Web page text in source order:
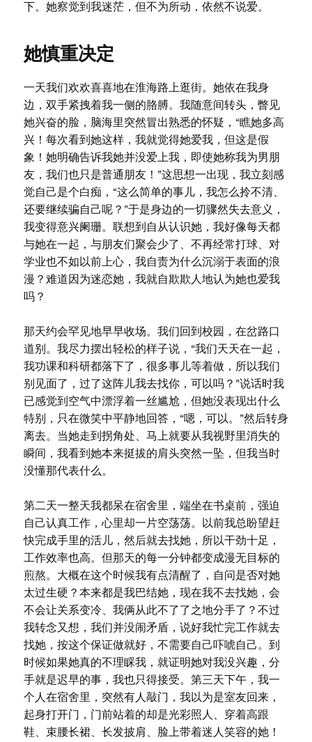
下。她察觉到我迷茫，但不为所动，依然不说爱。
她慎重决定
一天我们欢欢喜喜地在淮海路上逛街。她依在我身
边，双手紧拽着我一侧的胳膊。我随意间转头，瞥见
她兴奋的脸，脑海里突然冒出熟悉的怀疑，“瞧她多高
兴！每次看到她这样，我就觉得她爱我，但这是假
象！她明确告诉我她并没爱上我，即使她称我为男朋
友，我们也只是普通朋友！”这思想一出现，我立刻感
觉自己是个白痴，“这么简单的事儿，我怎么拎不清、
还要继续骗自己呢？”于是身边的一切骤然失去意义，
我变得意兴阑珊。联想到自从认识她，我好像每天都
与她在一起，与朋友们聚会少了、不再经常打球、对
学业也不如以前上心，我自责为什么沉溺于表面的浪
漫？难道因为迷恋她，我就自欺欺人地认为她也爱我
吗？
那天约会罕见地早早收场。我们回到校园，在岔路口
道别。我尽力摆出轻松的样子说，“我们天天在一起，
我功课和科研都落下了，很多事儿等着做，所以我们
别见面了，过了这阵儿我去找你，可以吗？”说话时我
已感觉到空气中漂浮着一丝尴尬，但她没表现出什么
特别，只在微笑中平静地回答，“嗯，可以。”然后转身
离去。当她走到拐角处、马上就要从我视野里消失的
瞬间，我看到她本来挺拔的肩头突然一坠，但我当时
没懂那代表什么。
第二天一整天我都呆在宿舍里，端坐在书桌前，强迫
自己认真工作，心里却一片空荡荡。以前我总盼望赶
快完成手里的活儿，然后就去找她，所以干劲十足，
工作效率也高。但那天的每一分钟都变成漫无目标的
煎熬。大概在这个时候我有点清醒了，自问是否对她
太过生硬？本来都是我巴结她，现在我不去找她，会
不会让关系变冷、我俩从此不了了之地分手了？不过
我转念又想，我们并没闹矛盾，说好我忙完工作就去
找她，按这个保证做就好，不需要自己吓唬自己。到
时候如果她真的不理睬我，就证明她对我没兴趣，分
手就是迟早的事，我也只得接受。第三天下午，我一
个人在宿舍里，突然有人敲门，我以为是室友回来，
起身打开门，门前站着的却是光彩照人、穿着高跟
鞋、束腰长裙、长发披肩、脸上带着迷人笑容的她！